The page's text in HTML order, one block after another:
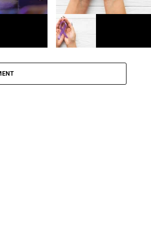
a Agosto lilás: Fortaleza realiza
mulher